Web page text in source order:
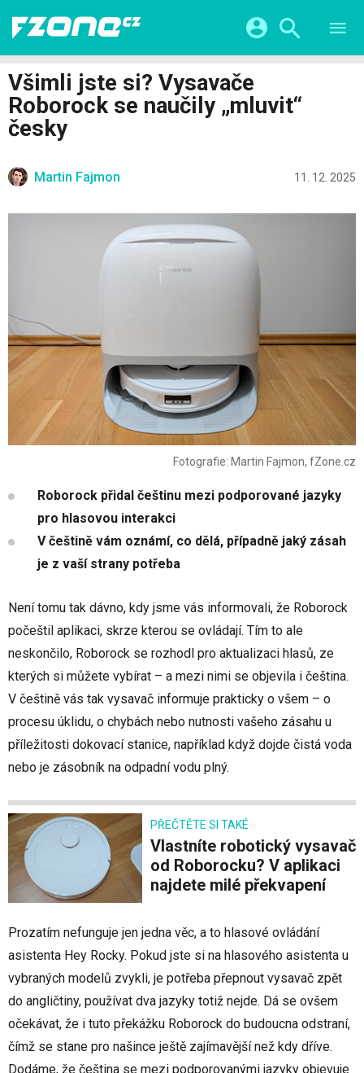
VIDEA
SERIÁLY
CHYTRÁ MĚSTA
ŽIVOT BUDOUCNOSTI
HRY A ZÁBAVA
Facebook Google
Všimli jste si? Vysavače
Roborock se naučily „mluvit“
česky
Martin Fajmon 11. 12. 2025
Fotografie: Martin Fajmon, fZone.cz
Roborock přidal češtinu mezi podporované jazyky
pro hlasovou interakci
V češtině vám oznámí, co dělá, případně jaký zásah
je z vaší strany potřeba
Není tomu tak dávno, kdy jsme vás informovali, že Roborock
počeštil aplikaci, skrze kterou se ovládají. Tím to ale
neskončilo, Roborock se rozhodl pro aktualizaci hlasů, ze
kterých si můžete vybírat – a mezi nimi se objevila i čeština.
V češtině vás tak vysavač informuje prakticky o všem – o
procesu úklidu, o chybách nebo nutnosti vašeho zásahu u
příležitosti dokovací stanice, například když dojde čistá voda
nebo je zásobník na odpadní vodu plný.
PŘEČTĚTE SI TAKÉ
Vlastníte robotický vysavač
od Roborocku? V aplikaci
najdete milé překvapení
Prozatím nefunguje jen jedna věc, a to hlasové ovládání
asistenta Hey Rocky. Pokud jste si na hlasového asistenta u
vybraných modelů zvykli, je potřeba přepnout vysavač zpět
do angličtiny, používat dva jazyky totiž nejde. Dá se ovšem
očekávat, že i tuto překážku Roborock do budoucna odstraní,
čímž se stane pro našince ještě zajímavější než kdy dříve.
Dodáme, že čeština se mezi podporovanými jazyky objevuje